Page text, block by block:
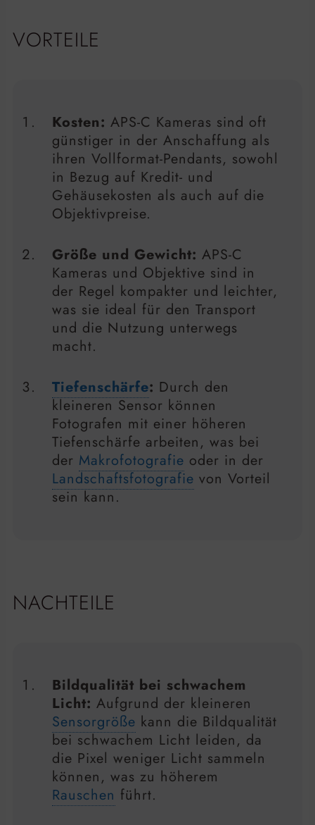
VORTEILE
Kosten: APS-C Kameras sind oft
günstiger in der Anschaffung als
ihren Vollformat-Pendants, sowohl
in Bezug auf Kredit- und
Gehäusekosten als auch auf die
Objektivpreise.
Größe und Gewicht: APS-C
Kameras und Objektive sind in
der Regel kompakter und leichter,
was sie ideal für den Transport
und die Nutzung unterwegs
macht.
Tiefenschärfe: Durch den
kleineren Sensor können
Fotografen mit einer höheren
Tiefenschärfe arbeiten, was bei
der Makrofotografie oder in der
Landschaftsfotografie von Vorteil
sein kann.
NACHTEILE
Bildqualität bei schwachem
Licht: Aufgrund der kleineren
Sensorgröße kann die Bildqualität
bei schwachem Licht leiden, da
die Pixel weniger Licht sammeln
können, was zu höherem
Rauschen führt.